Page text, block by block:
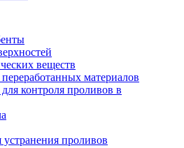
веществ
материалов
контроля проливов в
проливов